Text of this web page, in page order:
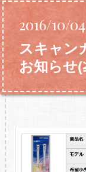
2016/10/04
スキャン
お知らせ